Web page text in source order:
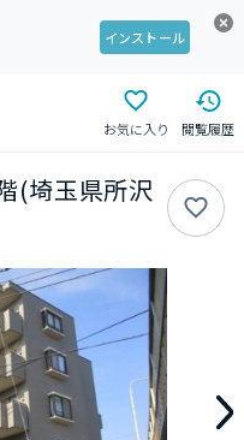
インストール
お気に入り 閲覧履歴
(埼玉県所沢